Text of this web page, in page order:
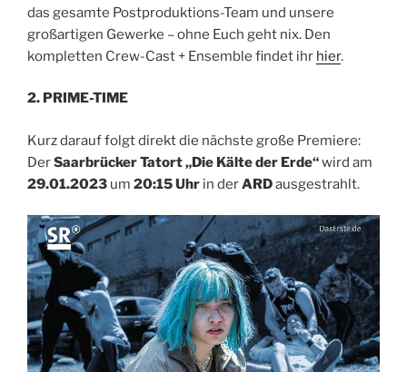
das gesamte Postproduktions-Team und unsere
großartigen Gewerke – ohne Euch geht nix. Den
kompletten Crew-Cast + Ensemble findet ihr hier.
2. PRIME-TIME
Kurz darauf folgt direkt die nächste große Premiere:
DerSaarbrücker Tatort „Die Kälte der Erde“wird am
29.01.2023 um 20:15 Uhr in derARDausgestrahlt.